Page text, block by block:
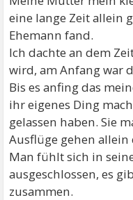
eine lange Zeit allein
Ehemann fand.
Ich dachte an dem
wird, am Anfang war
Bis es anfing das
ihr eigenes Ding
gelassen haben. Sie
Ausflüge gehen allein
Man fühlt sich in
ausgeschlossen, es
zusammen.